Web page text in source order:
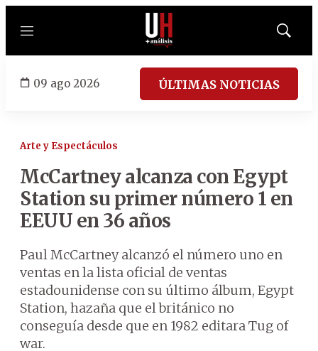
Menú
Mostrar
09 ago 2026 ÚLTIMAS NOTICIAS
Arte y Espectáculos
McCartney alcanza con Egypt
Station su primer número 1 en
EEUU en 36 años
Paul McCartney alcanzó el número uno en
ventas en la lista oficial de ventas
estadounidense con su último álbum, Egypt
Station, hazaña que el británico no
conseguía desde que en 1982 editara Tug of
war.